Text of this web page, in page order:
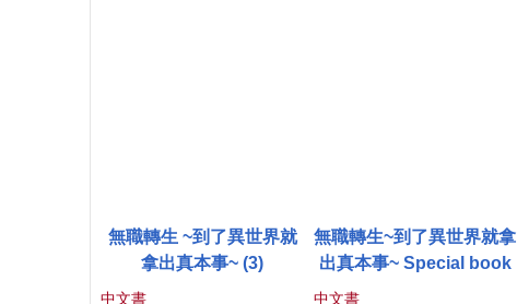
無職轉生 ~到了異世界就
拿出真本事~ (3)
中文書
無職轉生~到了異世界就拿
出真本事~ Special book
中文書